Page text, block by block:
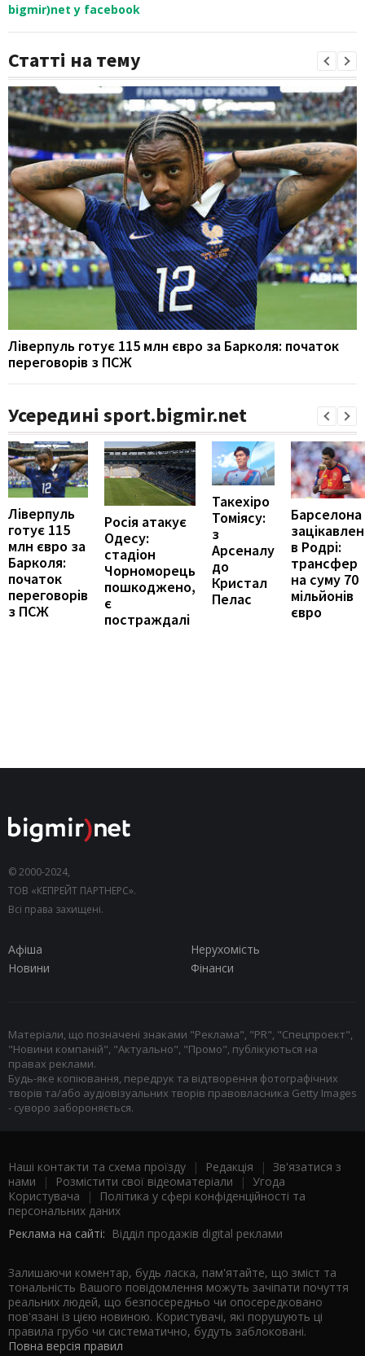
bigmir)net у facebook
Статті на тему
Ліверпуль готує 115 млн євро за Барколя: початок
переговорів з ПСЖ
Усередині sport.bigmir.net
Ліверпуль
готує 115
млн євро за
Барколя:
початок
переговорів
з ПСЖ
Росія атакує
Одесу:
стадіон
Чорноморець
пошкоджено,
є
постраждалі
Такехіро
Томіясу:
з
Арсеналу
до
Кристал
Пелас
Барселона
в Родрі:
трансфер
на суму 70
мільйонів
євро
© 2000-2024,
ТОВ «КЕПРЕЙТ ПАРТНЕРС».
Всі права захищені.
Афіша
Нерухомість
Новини
Фінанси
Матеріали, що позначені знаками "Реклама", "PR", "Спецпроект",
"Новини компаній", "Актуально", "Промо", публікуються на
правах реклами.
Будь-яке копіювання, передрук та відтворення фотографічних
творів та/або аудіовізуальних творів правовласника Getty Images
- суворо забороняється.
Наші контакти та схема проїзду | Редакція | Зв'язатися з
нами | Розмістити свої відеоматеріали | Угода
Користувача |
Політика у сфері конфіденційності та
персональних даних
Реклама на сайті: Відділ продажів digital реклами
Залишаючи коментар, будь ласка, пам'ятайте, що зміст та
тональність Вашого повідомлення можуть зачіпати почуття
реальних людей, що безпосередньо чи опосередковано
пов'язані із цією новиною. Користувачі, які порушують ці
правила грубо чи систематично, будуть заблоковані.
Повна версія правил